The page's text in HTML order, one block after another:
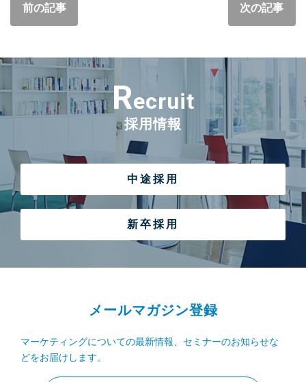
前の記事 次の記事
Recruit
採用情報
中途採用
新卒採用
メールマガジン登録
マーケティングについての最新情報、セミナーのお知らせな
どをお届けします。